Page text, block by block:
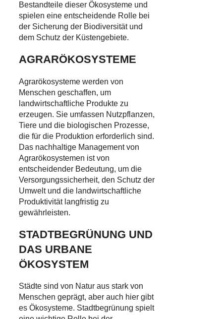
Bestandteile dieser Ökosysteme und
spielen eine entscheidende Rolle bei
der Sicherung der Biodiversität und
dem Schutz der Küstengebiete.
AGRARÖKOSYSTEME
Agrarökosysteme werden von
Menschen geschaffen, um
landwirtschaftliche Produkte zu
erzeugen. Sie umfassen Nutzpflanzen,
Tiere und die biologischen Prozesse,
die für die Produktion erforderlich sind.
Das nachhaltige Management von
Agrarökosystemen ist von
entscheidender Bedeutung, um die
Versorgungssicherheit, den Schutz der
Umwelt und die landwirtschaftliche
Produktivität langfristig zu
gewährleisten.
STADTBEGRÜNUNG UND
DAS URBANE
ÖKOSYSTEM
Städte sind von Natur aus stark von
Menschen geprägt, aber auch hier gibt
es Ökosysteme. Stadtbegrünung spielt